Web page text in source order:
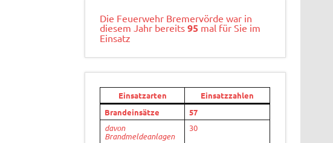
Die Feuerwehr Bremervörde war in
diesem Jahr bereits95 mal für Sie im
Einsatz
Einsatzarten
Einsatzzahlen
Brandeinsätze
57
davon
Brandmeldeanlagen
30